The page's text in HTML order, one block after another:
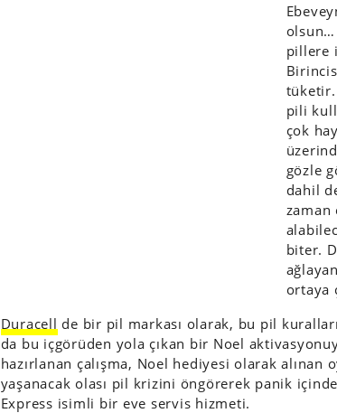
olsun…
pillere
tüketir.
pili
çok
gözle
dahil
zaman
biter.
ortaya
Duracell de bir pil markası olarak, bu pil
da bu içgörüden yola çıkan bir Noel
hazırlanan çalışma, Noel hediyesi olarak alınan
yaşanacak olası pil krizini öngörerek panik
Express isimli bir eve servis hizmeti.